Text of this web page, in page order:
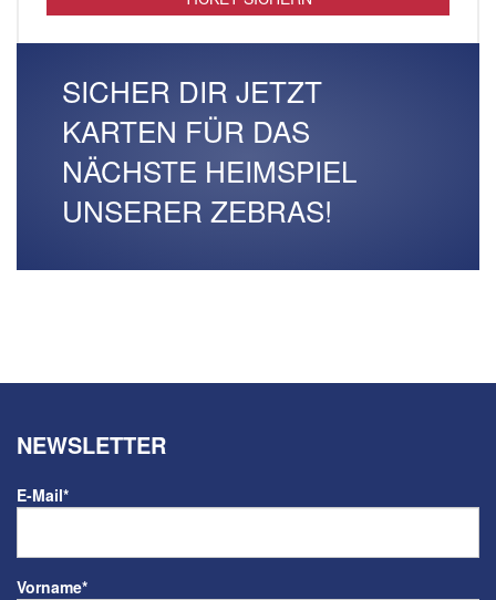
SICHER DIR JETZT
KARTEN FÜR DAS
NÄCHSTE HEIMSPIEL
UNSERER ZEBRAS!
NEWSLETTER
E-Mail*
Vorname*